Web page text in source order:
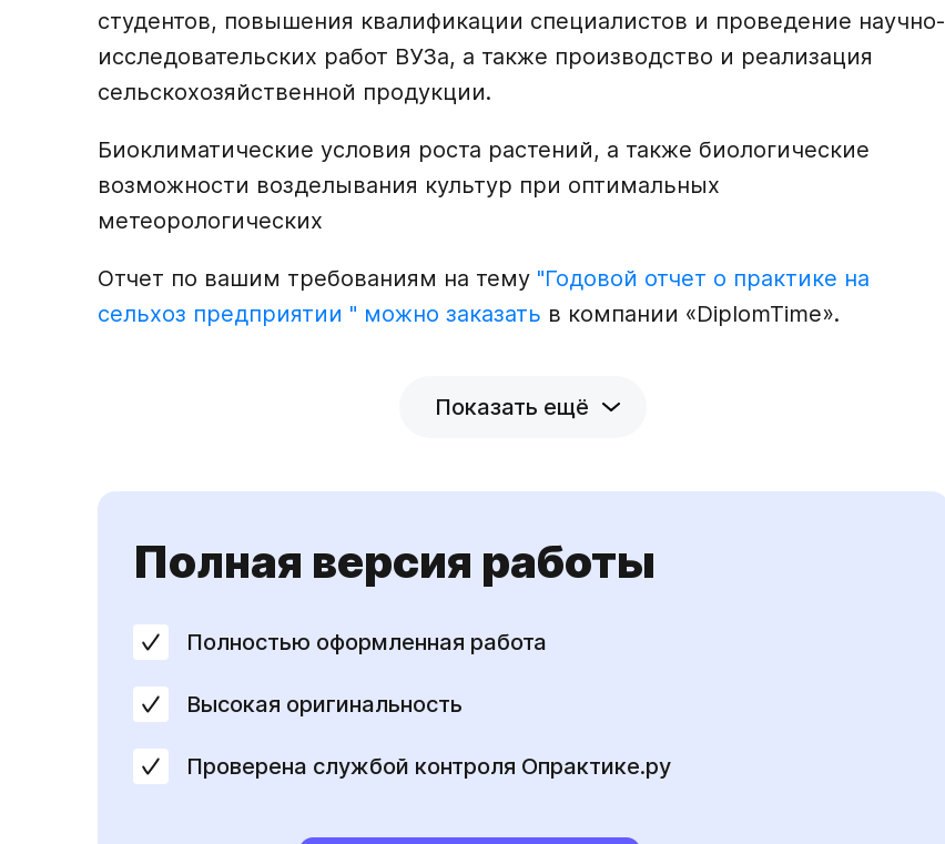
студентов, повышения квалификации специалистов и проведение научно-
исследовательских работ ВУЗа, а также производство и реализация
сельскохозяйственной продукции.
Биоклиматические условия роста растений, а также биологические
возможности возделывания культур при оптимальных
метеорологических
Отчет по вашим требованиям на тему "Годовой отчет о практике на
сельхоз предприятии " можно заказать в компании «DiplomTime».
Показать ещё
Полная версия работы
Полностью оформленная работа
Высокая оригинальность
Проверена службой контроля Опрактике.ру